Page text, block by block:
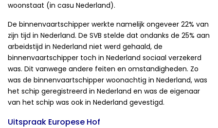
woonstaat (in casu Nederland).
De binnenvaartschipper werkte namelijk ongeveer 22% van
zijn tijd in Nederland. De SVB stelde dat ondanks de 25% aan
arbeidstijd in Nederland niet werd gehaald, de
binnenvaartschipper toch in Nederland sociaal verzekerd
was. Dit vanwege andere feiten en omstandigheden. Zo
was de binnenvaartschipper woonachtig in Nederland, was
het schip geregistreerd in Nederland en was de eigenaar
van het schip was ook in Nederland gevestigd.
Uitspraak Europese Hof